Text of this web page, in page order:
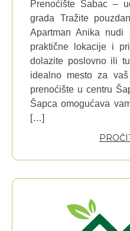
Prenoćište Šabac –
grada Tražite
Apartman Anika nudi
praktične lokacije i
dolazite poslovno ili
idealno mesto za
prenoćište u centru
Šapca omogućava
[…]